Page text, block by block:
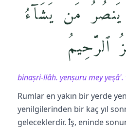
يَنصُرُ مَن يَشَآءُ
ٱلرَّحِيمُ
binaṣri-llâh. yenṣuru mey
Rumlar en yakın bir yerde
yenilgilerinden bir kaç yıl
geleceklerdir. İş, eninde